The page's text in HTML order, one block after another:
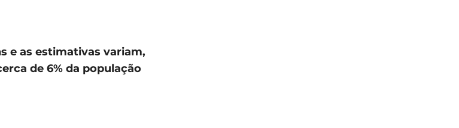
e as estimativas variam,
de 6% da população